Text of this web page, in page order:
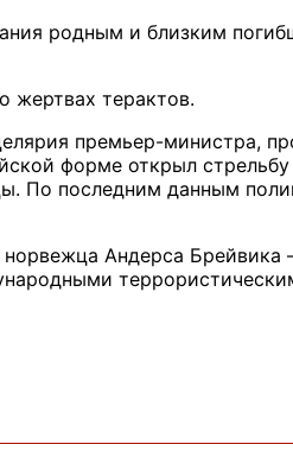
родным и близким
жертвах терактов.
премьер-министра,
форме открыл
По последним данным
Андерса Брейвика